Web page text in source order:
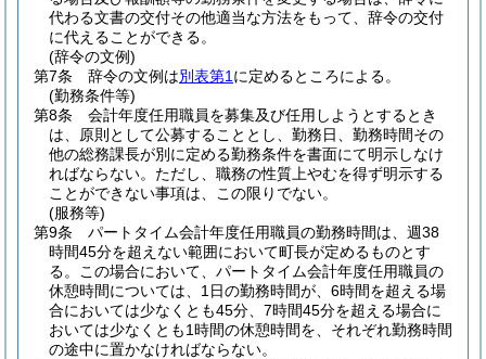
代わる文書の交付その他適当な方法をもって、辞令の交付
に代えることができる。
(辞令の文例)
第7条
辞令の文例は別表第1 に定めるところによる。
(勤務条件等)
第8条
会計年度任用職員を募集及び任用しようとするとき
は、原則として公募することとし、勤務日、勤務時間その
他の総務課長が別に定める勤務条件を書面にて明示しなけ
ればならない。 ただし、職務の性質上やむを得ず明示する
ことができない事項は、この限りでない。
(服務等)
第9条
パートタイム会計年度任用職員の勤務時間は、週38
時間45分を超えない範囲において町長が定めるものとす
る。
この場合において、パートタイム会計年度任用職員の
休憩時間については、1日の勤務時間が、6時間を超える場
合においては少なくとも45分、7時間45分を超える場合に
おいては少なくとも1時間の休憩時間を、それぞれ勤務時間
の途中に置かなければならない。